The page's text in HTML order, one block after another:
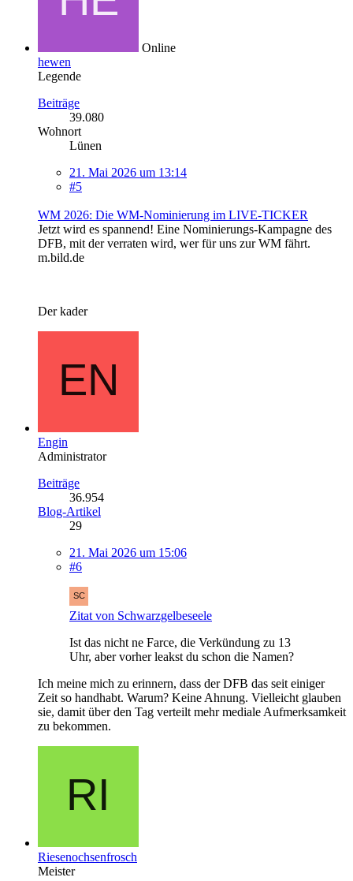
Online
hewen
Legende
Beiträge
39.080
Wohnort
Lünen
21. Mai 2026 um 13:14
#5
WM 2026: Die WM-Nominierung im LIVE-TICKER
Jetzt wird es spannend! Eine Nominierungs-Kampagne des
DFB, mit der verraten wird, wer für uns zur WM fährt.
m.bild.de
Der kader
Engin
Administrator
Beiträge
36.954
Blog-Artikel
29
21. Mai 2026 um 15:06
#6
Zitat von Schwarzgelbeseele
Ist das nicht ne Farce, die Verkündung zu 13
Uhr, aber vorher leakst du schon die Namen?
Ich meine mich zu erinnern, dass der DFB das seit einiger
Zeit so handhabt. Warum? Keine Ahnung. Vielleicht glauben
sie, damit über den Tag verteilt mehr mediale Aufmerksamkeit
zu bekommen.
Riesenochsenfrosch
Meister